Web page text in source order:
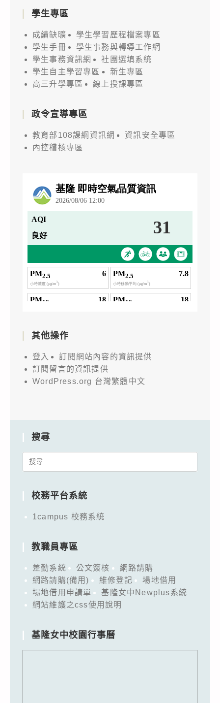
學生專區
成績缺曠
學生學習歷程檔案專區
學生手冊
學生事務與轉導工作網
學生事務資訊網
社團選填系統
學生自主學習專區
新生專區
高三升學專區
線上授課專區
政令宣導專區
教育部108課綱資訊網
資訊安全專區
內控稽核專區
其他操作
登入
訂閱網站內容的資訊提供
訂閱留言的資訊提供
WordPress.org 台灣繁體中文
搜尋
Search
校務平台系統
1campus 校務系統
教職員專區
差勤系統 公文簽核
網路請購
網路請購(備用)
維修登記
場地借用
場地借用申請單
基隆女中Newplus系統
網站維護之css使用說明
基隆女中校園行事曆